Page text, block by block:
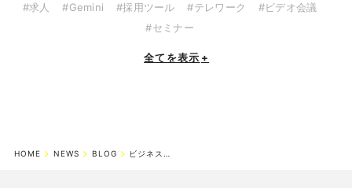
#求人
#Gemini #採用ツール #テレワーク
#ビデオ会議
#セミナー
全てを表示 +
HOME NEWS BLOG ビジネスマッチングフェア in Hamamatsu 2022 開催！